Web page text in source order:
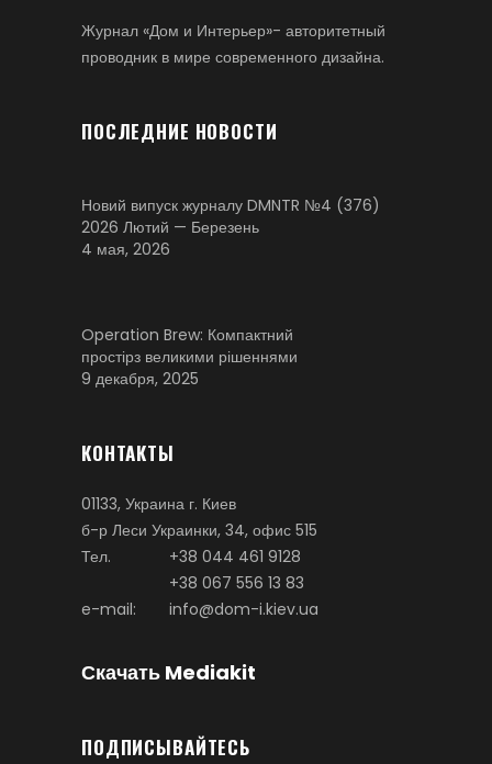
Журнал «Дом и Интерьер»- авторитетный
проводник в мире современного дизайна.
ПОСЛЕДНИЕ НОВОСТИ
Новий випуск журналу DMNTR №4 (376)
2026 Лютий — Березень
4 мая, 2026
Operation Brew: Компактний
простірз великими рішеннями
9 декабря, 2025
КОНТАКТЫ
01133, Украина г. Киев
б-р Леси Украинки, 34, офис 515
Тел.
+38 044 461 9128
+38 067 556 13 83
e-mail:
info@dom-i.kiev.ua
Скачать Mediakit
ПОДПИСЫВАЙТЕСЬ